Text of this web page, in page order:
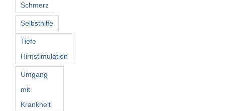
Schmerz
Selbsthilfe
Tiefe
Hirnstimulation
Umgang
mit
Krankheit